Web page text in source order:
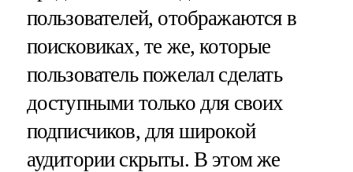
пользователей, отображаются в
поисковиках, те же, которые
пользователь пожелал сделать
доступными только для своих
подписчиков, для широкой
аудитории скрыты. В этом же